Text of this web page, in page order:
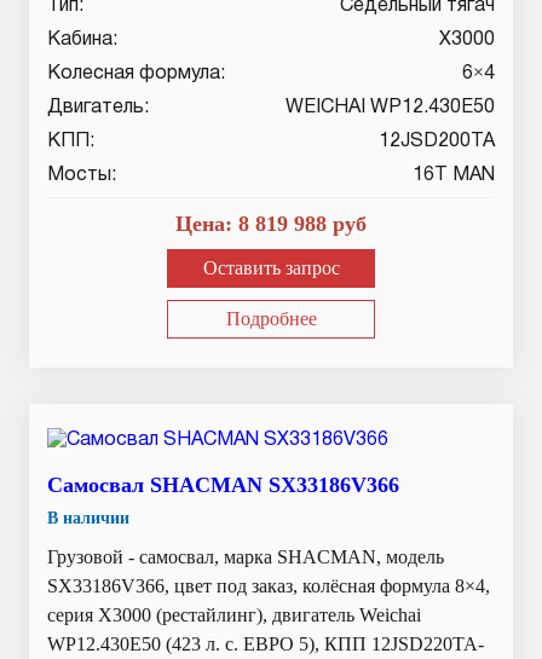
Тип:
Седельный тягач
Кабина:
X3000
Колесная формула:
6×4
Двигатель:
WEICHAI WP12.430E50
КПП:
12JSD200TA
Мосты:
16T MAN
Цена: 8 819 988 руб
Оставить запрос
Подробнее
Самосвал SHACMAN SX33186V366
В наличии
Грузовой - самосвал, марка SHACMAN, модель
SX33186V366, цвет под заказ, колёсная формула 8×4,
серия X3000 (рестайлинг), двигатель Weichai
WP12.430E50 (423 л. с. ЕВРО 5), КПП 12JSD220TA-